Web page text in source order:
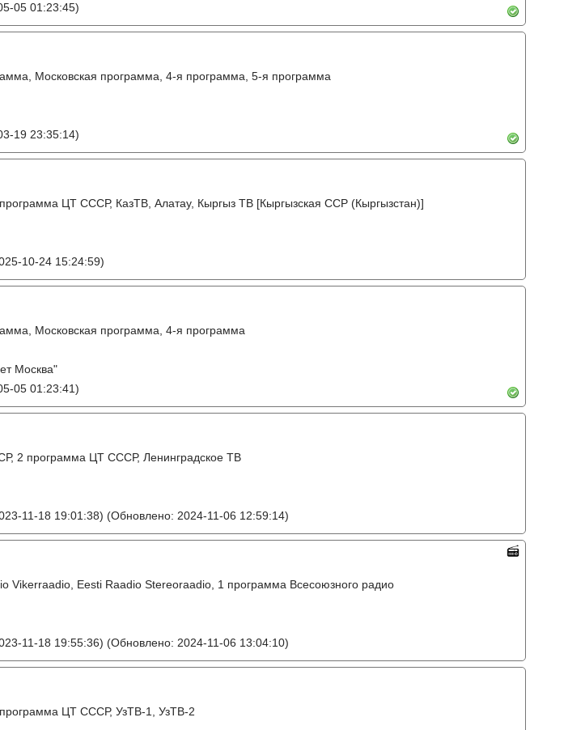
05 01:23:45)
Московская программа, 4-я программа, 5-я программа
19 23:35:14)
ЦТ СССР, КазТВ, Алатау, Кыргыз ТВ [Кыргызская ССР (Кыргызстан)]
10-24 15:24:59)
Московская программа, 4-я программа
Москва"
05 01:23:41)
2 программа ЦТ СССР, Ленинградское ТВ
11-18 19:01:38) (Обновлено: 2024-11-06 12:59:14)
Vikerraadio, Eesti Raadio Stereoraadio, 1 программа Всесоюзного радио
11-18 19:55:36) (Обновлено: 2024-11-06 13:04:10)
ЦТ СССР, УзТВ-1, УзТВ-2